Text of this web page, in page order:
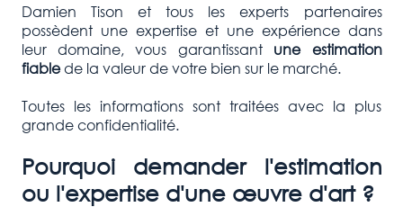
Damien Tison et tous les experts partenaires
possèdent une expertise et une expérience dans
leur domaine, vous garantissantune estimation
fiablede la valeur de votre bien sur le marché.
Toutes les informations sont traitées avec la plus
grande confidentialité.
Pourquoi demander l'estimation
ou l'expertise d'une œuvre d'art ?